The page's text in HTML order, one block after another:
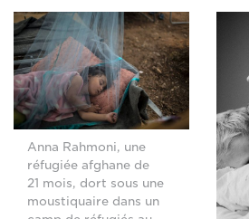
Anna Rahmoni, une
réfugiée afghane de
21 mois, dort sous une
moustiquaire dans un